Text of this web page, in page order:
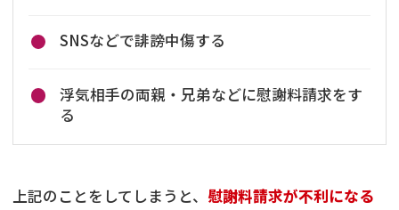
SNSなどで誹謗中傷する
浮気相手の両親・兄弟などに慰謝料請求をす
る
上記のことをしてしまうと、 慰謝料請求が不利になる